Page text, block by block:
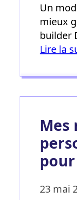
Un
mieux
builder
Lire la
Mes
23 mai